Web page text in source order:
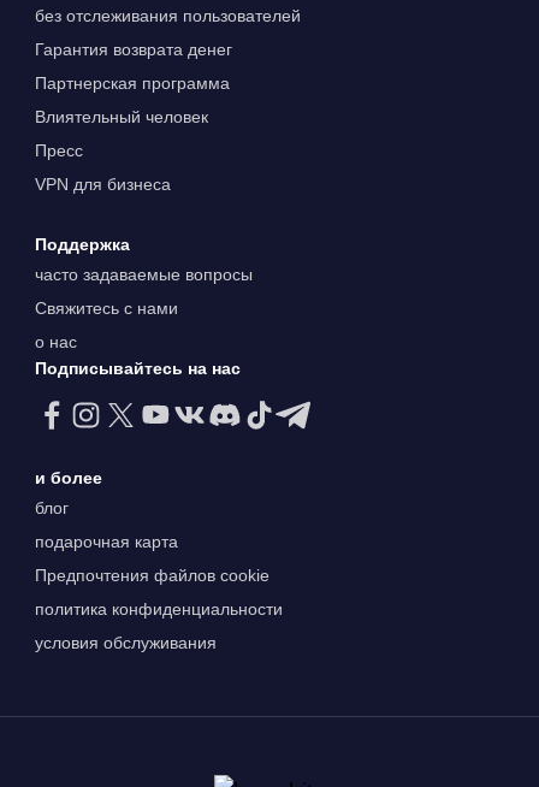
без отслеживания пользователей
Гарантия возврата денег
Партнерская программа
Влиятельный человек
Пресс
VPN для бизнеса
Поддержка
часто задаваемые вопросы
Свяжитесь с нами
о нас
Подписывайтесь на нас
и более
блог
подарочная карта
Предпочтения файлов cookie
политика конфиденциальности
условия обслуживания